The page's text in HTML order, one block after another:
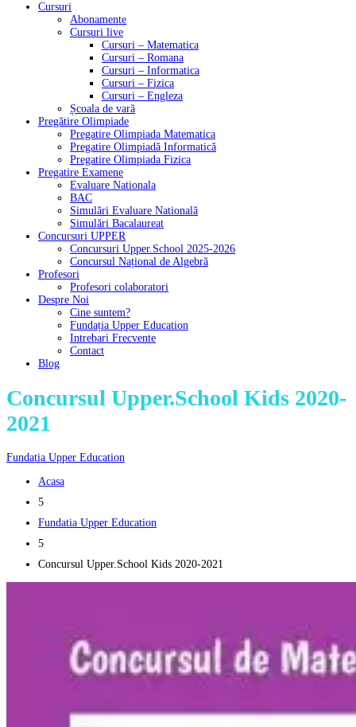
Cursuri
Abonamente
Cursuri live
Cursuri – Matematica
Cursuri – Romana
Cursuri – Informatica
Cursuri – Fizica
Cursuri – Engleza
Școala de vară
Pregătire Olimpiade
Pregatire Olimpiada Matematica
Pregatire Olimpiadă Informatică
Pregatire Olimpiada Fizica
Pregatire Examene
Evaluare Nationala
BAC
Simulări Evaluare Natională
Simulări Bacalaureat
Concursuri UPPER
Concursuri Upper.School 2025-2026
Concursul Național de Algebră
Profesori
Profesori colaboratori
Despre Noi
Cine suntem?
Fundația Upper Education
Intrebari Frecvente
Contact
Blog
Concursul Upper.School Kids 2020-
2021
Fundatia Upper Education
Acasa
5
Fundatia Upper Education
5
Concursul Upper.School Kids 2020-2021